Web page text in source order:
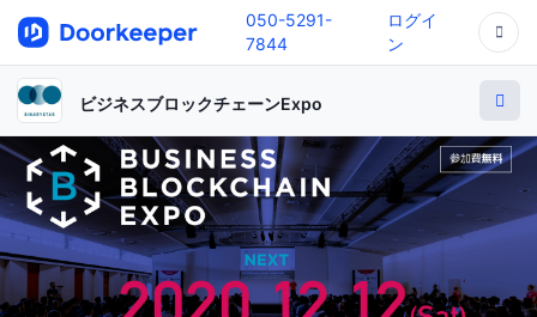
050-5291-
7844
ログイ
ン
ビジネスブロックチェーンExpo